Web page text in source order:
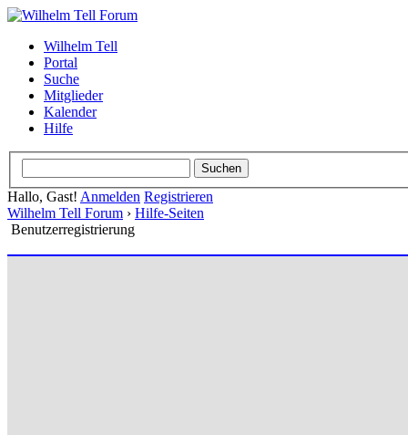
Wilhelm Tell
Portal
Suche
Mitglieder
Kalender
Hilfe
Hallo, Gast! Anmelden Registrieren
Wilhelm Tell Forum › Hilfe-Seiten
Benutzerregistrierung